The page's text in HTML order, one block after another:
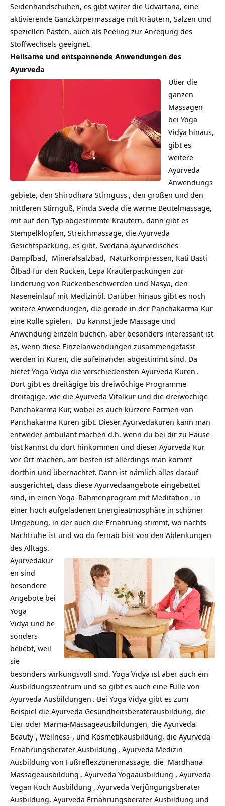
Seidenhandschuhen, es gibt weiter die Udvartana, eine
aktivierende Ganzkörpermassage mit Kräutern, Salzen und
speziellen Pasten, auch als Peeling zur Anregung des
Stoffwechsels geeignet.
Heilsame und entspannende Anwendungen des
Ayurveda
Über die
ganzen
Massagen
bei Yoga
Vidya hinaus,
gibt es
weitere
Ayurveda
Anwendungs
gebiete, den Shirodhara Stirnguss , den großen und den
mittleren Stirnguß, Pinda Sveda die warme Beutelmassage,
mit auf den Typ abgestimmte Kräutern, dann gibt es
Stempelklopfen, Streichmassage, die Ayurveda
Gesichtspackung, es gibt, Svedana ayurvedisches
Dampfbad, Mineralsalzbad, Naturkompressen, Kati Basti
Ölbad für den Rücken, Lepa Kräuterpackungen zur
Linderung von Rückenbeschwerden und Nasya, den
Naseneinlauf mit Medizinöl. Darüber hinaus gibt es noch
weitere Anwendungen, die gerade in der Panchakarma-Kur
eine Rolle spielen. Du kannst jede Massage und
Anwendung einzeln buchen, aber besonders interessant ist
es, wenn diese Einzelanwendungen zusammengefasst
werden in Kuren, die aufeinander abgestimmt sind. Da
bietet Yoga Vidya die verschiedensten Ayurveda Kuren .
Dort gibt es dreitägige bis dreiwöchige Programme
dreitägige, wie die Ayurveda Vitalkur und die dreiwöchige
Panchakarma Kur, wobei es auch kürzere Formen von
Panchakarma Kuren gibt. Dieser Ayurvedakuren kann man
entweder ambulant machen d.h. wenn du bei dir zu Hause
bist kannst du dort hinkommen und dieser Ayurveda Kur
vor Ort machen, am besten ist allerdings man kommt
dorthin und übernachtet. Dann ist nämlich alles darauf
ausgerichtet, dass diese Ayurvedaangebote eingebettet
sind, in einen Yoga Rahmenprogram mit Meditation , in
einer hoch aufgeladenen Energieatmosphäre in schöner
Umgebung, in der auch die Ernährung stimmt, wo nachts
Nachtruhe ist und wo du fernab bist von den Ablenkungen
des Alltags.
Ayurvedakur
en sind
besondere
Angebote bei
Yoga
Vidya und be
sonders
beliebt, weil
sie
besonders wirkungsvoll sind. Yoga Vidya ist aber auch ein
Ausbildungszentrum und so gibt es auch eine Fülle von
Ayurveda Ausbildungen . Bei Yoga Vidya gibt es zum
Beispiel die Ayurveda Gesundheitsberaterausbildung, die
Eier oder Marma-Massageausbildungen, die Ayurveda
Beauty-, Wellness-, und Kosmetikausbildung, die Ayurveda
Ernährungsberater Ausbildung , Ayurveda Medizin
Ausbildung von Fußreflexzonenmassage, die Mardhana
Massageausbildung , Ayurveda Yogaausbildung , Ayurveda
Vegan Koch Ausbildung , Ayurveda Verjüngungsberater
Ausbildung, Ayurveda Ernährungsberater Ausbildung und